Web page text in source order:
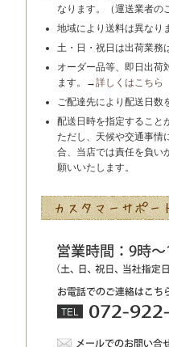
なります。（運送業者の
地域により送料は異なり
土・日・祝日は出荷業務
オーダー品等、即日出荷
ます。→詳しくはこちら
ご配達先により配送日数
配送日時を指定すること
ただし、天候や交通事情
合、当店では責任を負い
願いいたします。